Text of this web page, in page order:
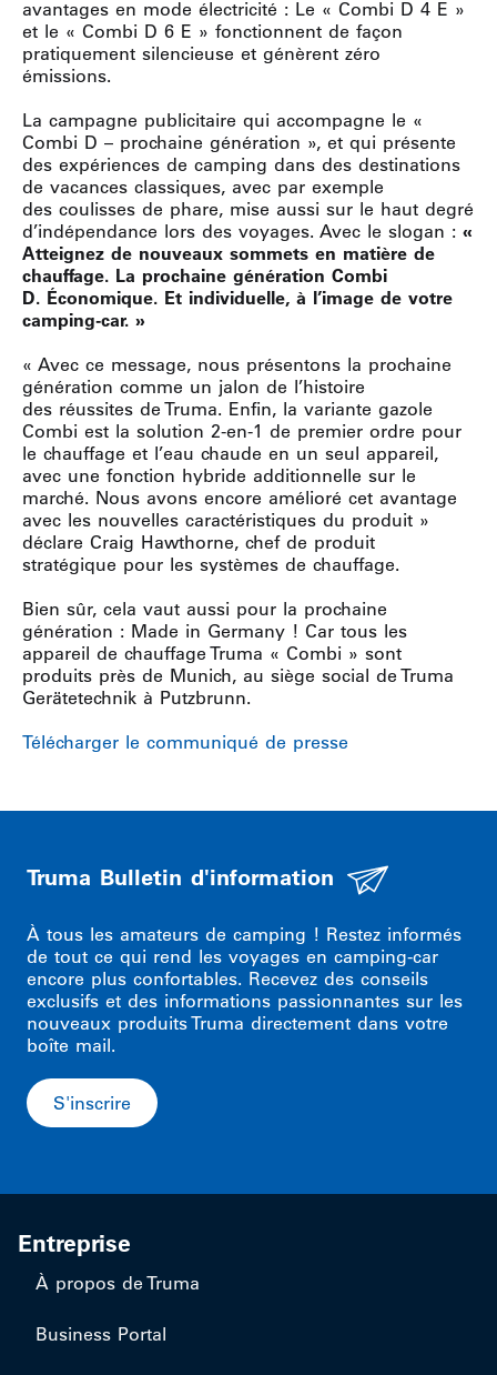
avantages en mode électricité : Le « Combi D 4 E »
et le « Combi D 6 E » fonctionnent de façon
pratiquement silencieuse et génèrent zéro
émissions.
La campagne publicitaire qui accompagne le «
Combi D – prochaine génération », et qui présente
des expériences de camping dans des destinations
de vacances classiques, avec par exemple
des coulisses de phare, mise aussi sur le haut degré
d’indépendance lors des voyages. Avec le slogan : «
Atteignez de nouveaux sommets en matière de
chauffage. La prochaine génération Combi
D. Économique. Et individuelle, à l’image de votre
camping-car. »
« Avec ce message, nous présentons la prochaine
génération comme un jalon de l’histoire
des réussites de Truma. Enfin, la variante gazole
Combi est la solution 2-en-1 de premier ordre pour
le chauffage et l’eau chaude en un seul appareil,
avec une fonction hybride additionnelle sur le
marché. Nous avons encore amélioré cet avantage
avec les nouvelles caractéristiques du produit »
déclare Craig Hawthorne, chef de produit
stratégique pour les systèmes de chauffage.
Bien sûr, cela vaut aussi pour la prochaine
génération : Made in Germany ! Car tous les
appareil de chauffage Truma « Combi » sont
produits près de Munich, au siège social de Truma
Gerätetechnik à Putzbrunn.
Télécharger le communiqué de presse
Truma Bulletin d'information
À tous les amateurs de camping ! Restez informés
de tout ce qui rend les voyages en camping-car
encore plus confortables. Recevez des conseils
exclusifs et des informations passionnantes sur les
nouveaux produits Truma directement dans votre
boîte mail.
S'inscrire
Entreprise
À propos de Truma
Business Portal